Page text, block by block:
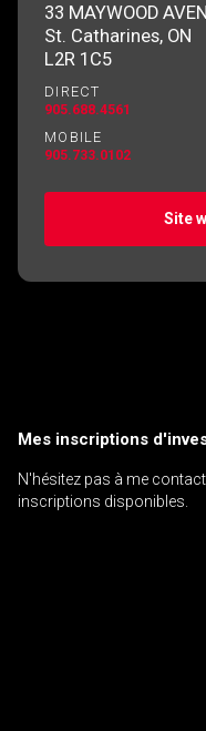
33 MAYWOOD
St. Catharines, ON
L2R 1C5
DIRECT
905.688.4561
MOBILE
905.733.0102
Site
Mes inscriptions
N'hésitez pas à me
inscriptions disponibles.